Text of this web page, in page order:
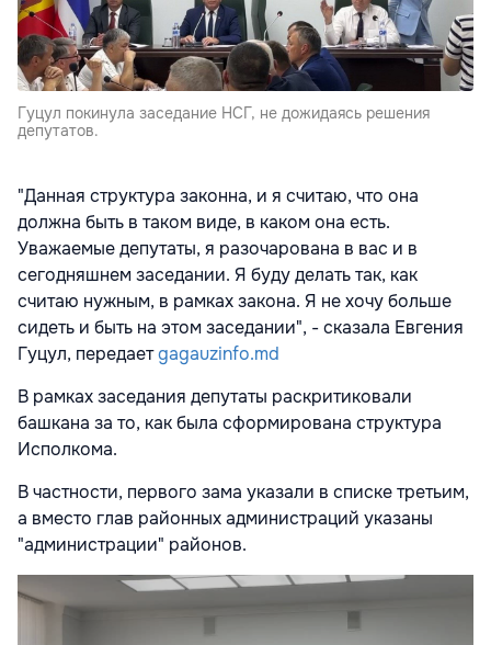
Гуцул покинула заседание НСГ, не дожидаясь решения
депутатов.
"Данная структура законна, и я считаю, что она
должна быть в таком виде, в каком она есть.
Уважаемые депутаты, я разочарована в вас и в
сегодняшнем заседании. Я буду делать так, как
считаю нужным, в рамках закона. Я не хочу больше
сидеть и быть на этом заседании", - сказала Евгения
Гуцул, передаетgagauzinfo.md
В рамках заседания депутаты раскритиковали
башкана за то, как была сформирована структура
Исполкома.
В частности, первого зама указали в списке третьим,
а вместо глав районных администраций указаны
"администрации" районов.